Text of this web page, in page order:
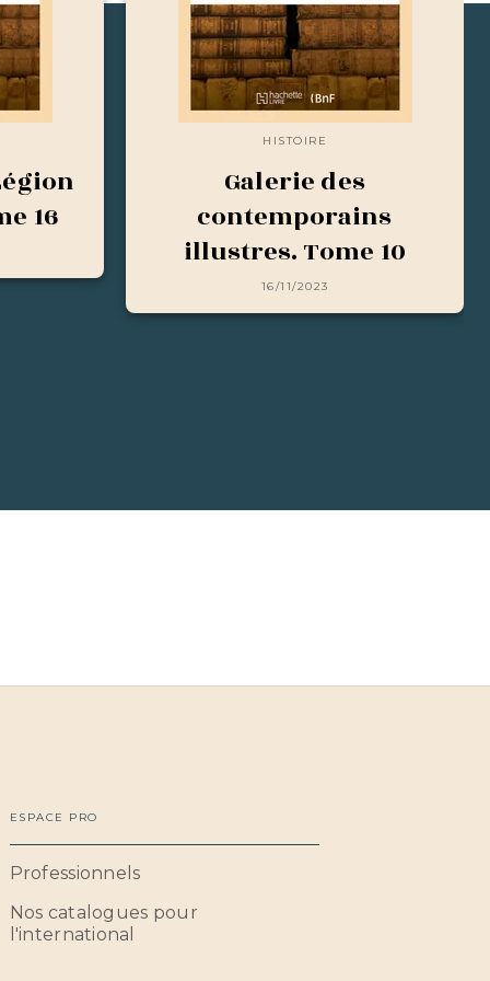
16
HISTOIRE
Galerie des
contemporains
illustres. Tome 10
16/11/2023
ESPACE PRO
Professionnels
Nos catalogues pour
l'international